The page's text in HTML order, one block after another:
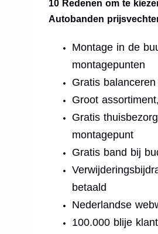
10 Redenen om te
Autobanden
Montage in de
montagepunten
Gratis
Groot
Gratis
montagepunt
Gratis band bij
betaald
Nederlandse
100.000 blije